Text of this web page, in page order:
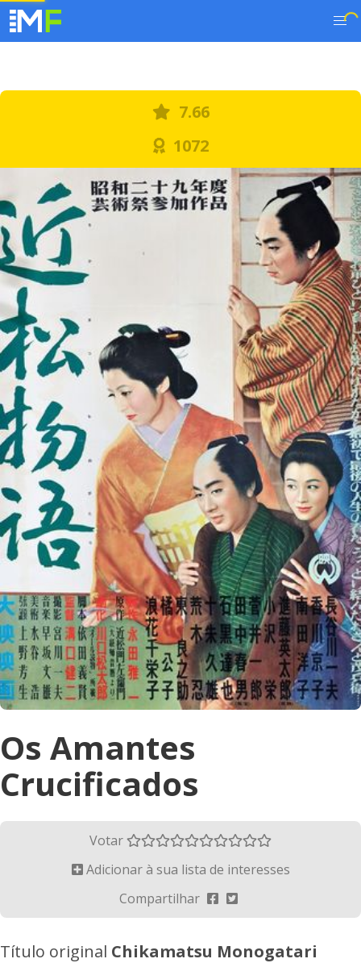
7.66
1072
Os Amantes
Crucificados
Votar
Adicionar à sua lista de interesses
Compartilhar
Título original Chikamatsu Monogatari